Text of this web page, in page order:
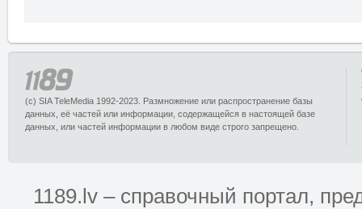
(c) SIA TeleMedia 1992-2023. Размножение или распространение базы
данных, её частей или информации, содержащейся в настоящей базе
данных, или частей информации в любом виде строго запрещено.
1189.lv – справочный портал,